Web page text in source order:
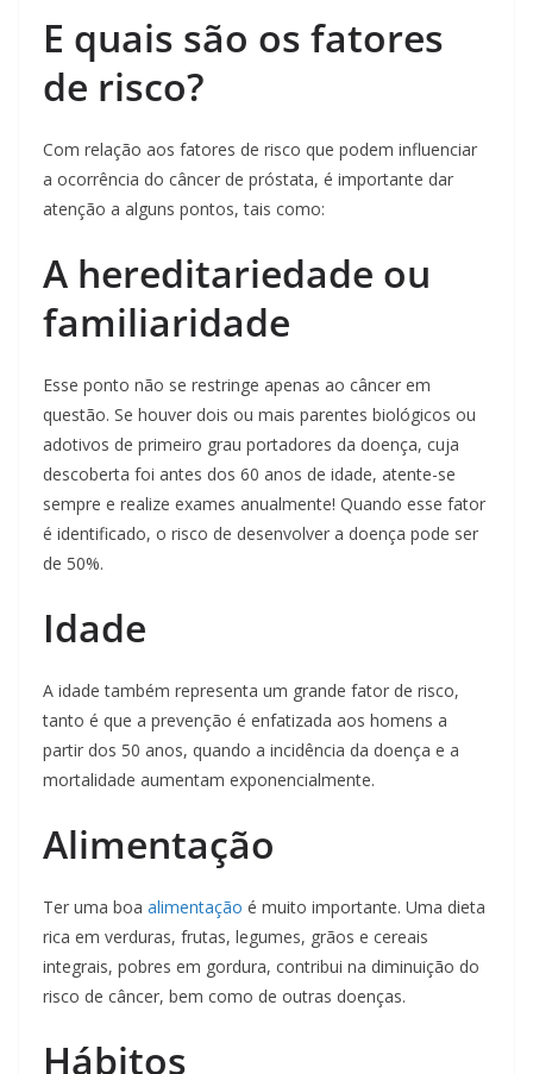
E quais são os fatores
de risco?
Com relação aos fatores de risco que podem influenciar
a ocorrência do câncer de próstata, é importante dar
atenção a alguns pontos, tais como:
A hereditariedade ou
familiaridade
Esse ponto não se restringe apenas ao câncer em
questão. Se houver dois ou mais parentes biológicos ou
adotivos de primeiro grau portadores da doença, cuja
descoberta foi antes dos 60 anos de idade, atente-se
sempre e realize exames anualmente! Quando esse fator
é identificado, o risco de desenvolver a doença pode ser
de 50%.
Idade
A idade também representa um grande fator de risco,
tanto é que a prevenção é enfatizada aos homens a
partir dos 50 anos, quando a incidência da doença e a
mortalidade aumentam exponencialmente.
Alimentação
Ter uma boa alimentação é muito importante. Uma dieta
rica em verduras, frutas, legumes, grãos e cereais
integrais, pobres em gordura, contribui na diminuição do
risco de câncer, bem como de outras doenças.
Hábitos